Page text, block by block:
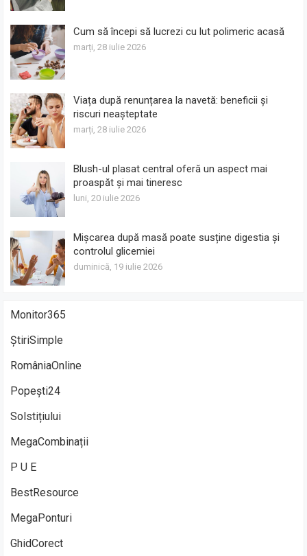
Cum să începi să lucrezi cu lut polimeric acasă
marți, 28 iulie 2026
Viața după renunțarea la navetă: beneficii și
riscuri neașteptate
marți, 28 iulie 2026
Blush-ul plasat central oferă un aspect mai
proaspăt și mai tineresc
luni, 20 iulie 2026
Mișcarea după masă poate susține digestia și
controlul glicemiei
duminică, 19 iulie 2026
Monitor365
ȘtiriSimple
RomâniaOnline
Popești24
Solstițiului
MegaCombinații
P U E
BestResource
MegaPonturi
GhidCorect